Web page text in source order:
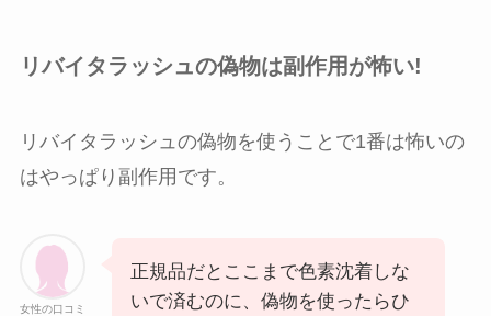
リバイタラッシュの偽物は副作用が怖い!
リバイタラッシュの偽物を使うことで1番は怖いの
はやっぱり副作用です。
女性の口コミ
正規品だとここまで色素沈着しな
いで済むのに、偽物を使ったらひ